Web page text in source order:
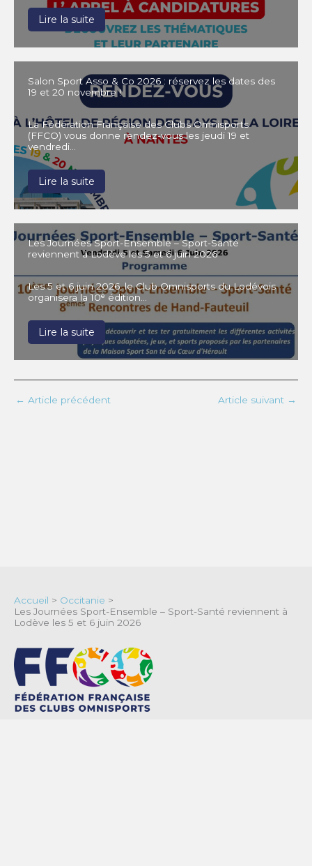
Lire la suite
Salon Sport Asso & Co 2026 : réservez les dates des
19 et 20 novembre !
La Fédération Française des Clubs Omnisports
(FFCO) vous donne rendez-vous les jeudi 19 et
vendredi…
Lire la suite
Les Journées Sport-Ensemble – Sport-Santé
reviennent à Lodève les 5 et 6 juin 2026
Les 5 et 6 juin 2026, le Club Omnisports du Lodévois
organisera la 10ᵉ édition…
Lire la suite
← Article précédent Article suivant →
Accueil > Occitanie >
Les Journées Sport-Ensemble – Sport-Santé reviennent à
Lodève les 5 et 6 juin 2026